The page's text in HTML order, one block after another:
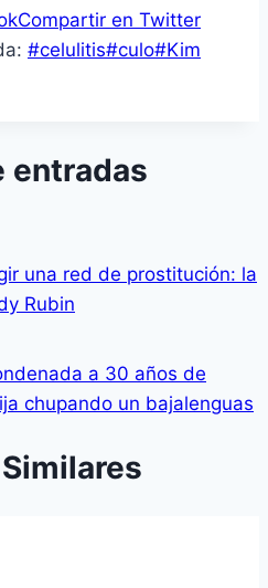
Compartir en Twitter
#celulitis#culo#Kim
entradas
una red de prostitución: la
Rubin
a 30 años de
chupando un bajalenguas